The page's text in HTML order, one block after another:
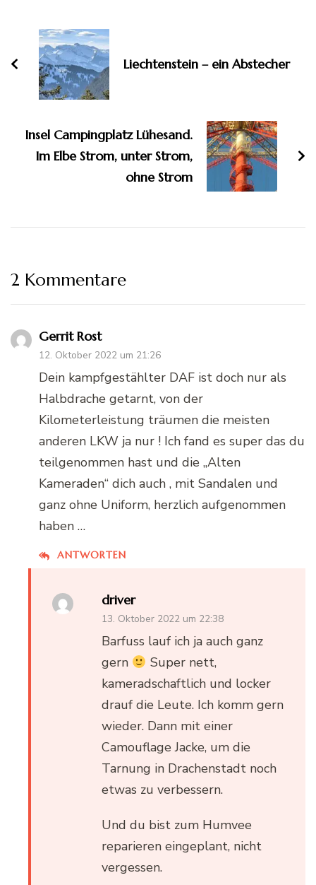
Liechtenstein – ein Abstecher
Insel Campingplatz Lühesand.
Im Elbe Strom, unter Strom,
ohne Strom
2 Kommentare
Gerrit Rost
12. Oktober 2022 um 21:26
ANTWORTEN
Dein kampfgestählter DAF ist doch nur als
Halbdrache getarnt, von der
Kilometerleistung träumen die meisten
anderen LKW ja nur ! Ich fand es super das du
teilgenommen hast und die „Alten
Kameraden“ dich auch , mit Sandalen und
ganz ohne Uniform, herzlich aufgenommen
haben …
driver
13. Oktober 2022 um 22:38
Barfuss lauf ich ja auch ganz
gern
Super nett,
kameradschaftlich und locker
drauf die Leute. Ich komm gern
wieder. Dann mit einer
Camouflage Jacke, um die
Tarnung in Drachenstadt noch
etwas zu verbessern.
Und du bist zum Humvee
reparieren eingeplant, nicht
vergessen.